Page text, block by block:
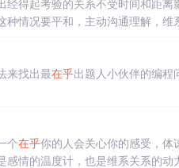
经得起考验的关系不受时间和距离
种情况要平和，主动沟通理解，维
来找出最在乎出题人小伙伴的编程
个在乎你的人会关心你的感受，体
感情的温度计，也是维系关系的动